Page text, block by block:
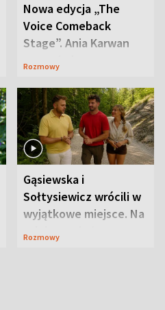
Nowa edycja „The
Voice Comeback
Stage”. Ania Karwan
zapowiada
Rozmowy
Gąsiewska i
Sołtysiewicz wrócili w
wyjątkowe miejsce. Na
szlaku czekał
Rozmowy